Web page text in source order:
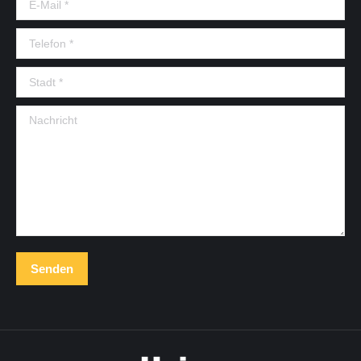
Telefon *
Stadt *
Nachricht
Senden